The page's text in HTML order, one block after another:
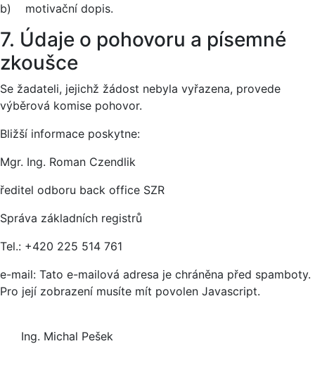
b) motivační dopis.
7. Údaje o pohovoru a písemné
zkoušce
Se žadateli, jejichž žádost nebyla vyřazena, provede
výběrová komise pohovor.
Bližší informace poskytne:
Mgr. Ing. Roman Czendlik
ředitel odboru back office SZR
Správa základních registrů
Tel.: +420 225 514 761
e-mail: Tato e-mailová adresa je chráněna před spamboty.
Pro její zobrazení musíte mít povolen Javascript.
Ing. Michal Pešek